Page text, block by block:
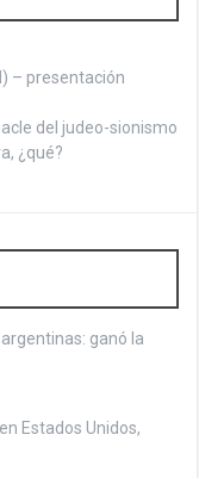
– presentación
del judeo-sionismo
¿qué?
argentinas: ganó la
Estados Unidos,